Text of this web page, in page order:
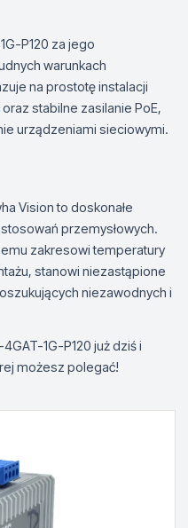
P120 za jego
warunkach
na prostotę instalacji
stabilne zasilanie PoE,
urządzeniami sieciowymi.
Vision to doskonałe
przemysłowych.
zakresowi temperatury
stanowi niezastąpione
niezawodnych i
1G-P120 już dziś i
możesz polegać!